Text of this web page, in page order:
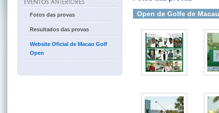
Fotos das provas
Resultados das provas
Website Oficial de Macao Golf
Open
Open de Golfe de